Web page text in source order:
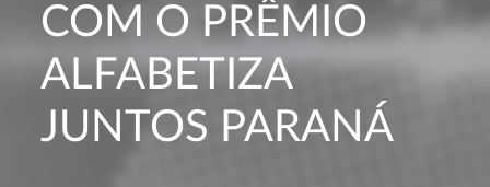
COM O PRÊMIO
ALFABETIZA
JUNTOS PARANÁ